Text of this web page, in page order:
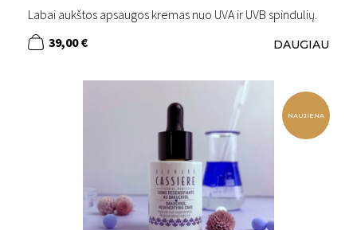
Labai aukštos apsaugos kremas nuo UVA ir UVB spindulių.
39,00 €
DAUGIAU
NAUJIENA